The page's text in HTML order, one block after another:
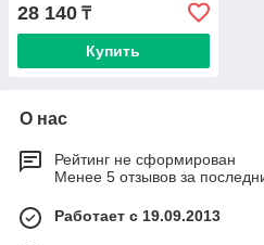
28 140 ₸
Купить
О нас
Рейтинг не сформирован
Менее 5 отзывов за
Работает с 19.09.2013